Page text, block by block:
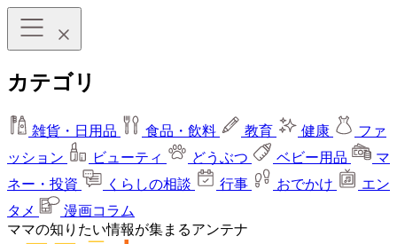
カテゴリ
雑貨・日用品 食品・飲料 教育 健康
ファ
ッション
ビューティ どうぶつ ベビー用品
マ
ネー・投資
くらしの相談 行事 おでかけ
エン
タメ
漫画コラム
ママの知りたい情報が集まるアンテナ